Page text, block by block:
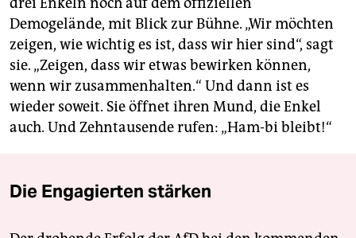
Demogelände, mit Blick zur Bühne. „Wir möchten
zeigen, wie wichtig es ist, dass wir hier sind“, sagt
sie. „Zeigen, dass wir etwas bewirken können,
wenn wir zusammenhalten.“ Und dann ist es
wieder soweit. Sie öffnet ihren Mund, die Enkel
auch. Und Zehntausende rufen: „Ham-bi bleibt!“
Die Engagierten stärken